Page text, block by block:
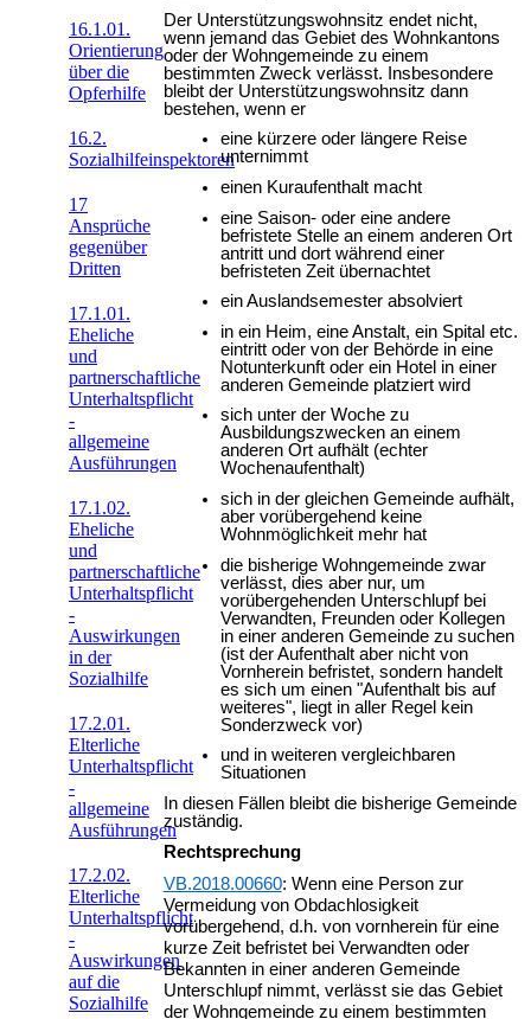
16.1.01.
Orientierung
über die
Opferhilfe
16.2.
Sozialhilfeinspektoren
17
Ansprüche
gegenüber
Dritten
17.1.01.
Eheliche
und
partnerschaftliche
Unterhaltspflicht
-
allgemeine
Ausführungen
17.1.02.
Eheliche
und
partnerschaftliche
Unterhaltspflicht
-
Auswirkungen
in der
Sozialhilfe
17.2.01.
Elterliche
Unterhaltspflicht
-
allgemeine
Ausführungen
17.2.02.
Elterliche
Unterhaltspflicht
-
Auswirkungen
auf die
Sozialhilfe
Der Unterstützungswohnsitz endet nicht,
wenn jemand das Gebiet des Wohnkantons
oder der Wohngemeinde zu einem
bestimmten Zweck verlässt. Insbesondere
bleibt der Unterstützungswohnsitz dann
bestehen, wenn er
eine kürzere oder längere Reise
unternimmt
einen Kuraufenthalt macht
eine Saison- oder eine andere
befristete Stelle an einem anderen Ort
antritt und dort während einer
befristeten Zeit übernachtet
ein Auslandsemester absolviert
in ein Heim, eine Anstalt, ein Spital etc.
eintritt oder von der Behörde in eine
Notunterkunft oder ein Hotel in einer
anderen Gemeinde platziert wird
sich unter der Woche zu
Ausbildungszwecken an einem
anderen Ort aufhält (echter
Wochenaufenthalt)
sich in der gleichen Gemeinde aufhält,
aber vorübergehend keine
Wohnmöglichkeit mehr hat
die bisherige Wohngemeinde zwar
verlässt, dies aber nur, um
vorübergehenden Unterschlupf bei
Verwandten, Freunden oder Kollegen
in einer anderen Gemeinde zu suchen
(ist der Aufenthalt aber nicht von
Vornherein befristet, sondern handelt
es sich um einen "Aufenthalt bis auf
weiteres", liegt in aller Regel kein
Sonderzweck vor)
und in weiteren vergleichbaren
Situationen
In diesen Fällen bleibt die bisherige Gemeinde
zuständig.
Rechtsprechung
VB.2018.00660: Wenn eine Person zur
Vermeidung von Obdachlosigkeit
vorübergehend, d.h. von vornherein für eine
kurze Zeit befristet bei Verwandten oder
Bekannten in einer anderen Gemeinde
Unterschlupf nimmt, verlässt sie das Gebiet
der Wohngemeinde zu einem bestimmten